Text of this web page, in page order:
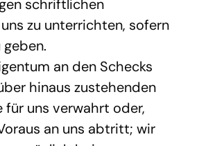
schriftlichen
zu unterrichten, sofern
an den Schecks
hinaus zustehenden
für uns verwahrt oder,
an uns abtritt; wir